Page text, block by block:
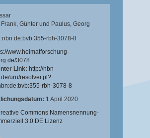
Frank, Günter und Paulus, Georg
rbh-3078-8
www.heimatforschung-
3078
Link: http://nbn-
urn/resolver.pl?
rbh-3078-8
1 April 2020
Commons Namensnennung-
3.0 DE Lizenz